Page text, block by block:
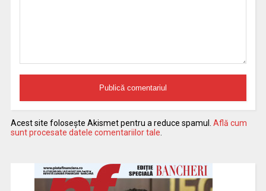
Acest site folosește Akismet pentru a reduce spamul. Află cum
sunt procesate datele comentariilor tale